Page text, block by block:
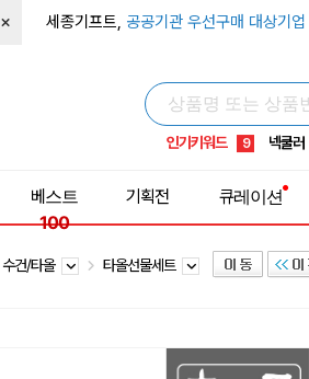
× 세종기프트, 공공기관 우선구매 대상기업
인기키워드
5 키캡
8 쿨토시
9 넥쿨러
1 선풍기
베스트
100
기획전 큐레이션
수건/타올 타올선물세트